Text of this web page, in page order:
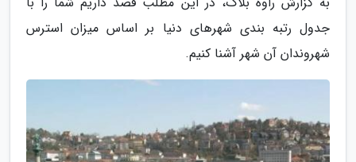
جدول رتبه بندی شهرهای دنیا بر اساس میزان استرس
شهروندان آن شهر آشنا کنیم.